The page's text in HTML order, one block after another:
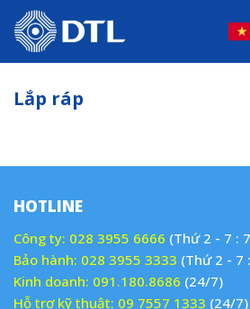
Lắp ráp
HOTLINE
Công ty: 028 3955 6666 (Thứ 2 - 7 :
Bảo hành: 028 3955 3333 (Thứ 2 - 7
Kinh doanh: 091.180.8686 (24/7)
Hỗ trợ kỹ thuật: 09 7557 1333 (24/7)